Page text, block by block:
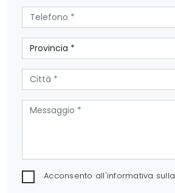
Acconsento all'informativa sulla